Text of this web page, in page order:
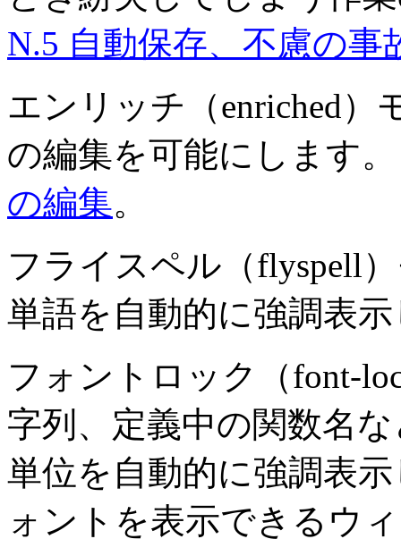
N.5 自動保存、不慮の事
エンリッチ（enriched
の編集を可能にします
の編集。
フライスペル（flyspell
単語を自動的に強調表
フォントロック（font-
字列、定義中の関数名
単位を自動的に強調表
ォントを表示できるウ